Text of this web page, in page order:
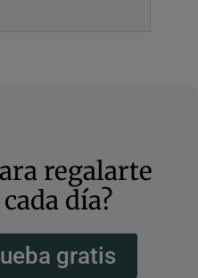
regalarte
día?
gratis